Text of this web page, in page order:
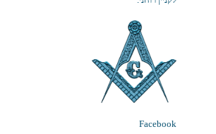
Facebook